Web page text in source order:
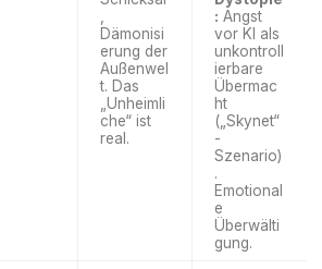
,
Dämonisi
erung der
Außenwel
t. Das
„Unheimli
che“ ist
real.
: Angst
vor KI als
unkontroll
ierbare
Übermac
ht
(„Skynet“
-
Szenario)
.
Emotional
e
Überwälti
gung.